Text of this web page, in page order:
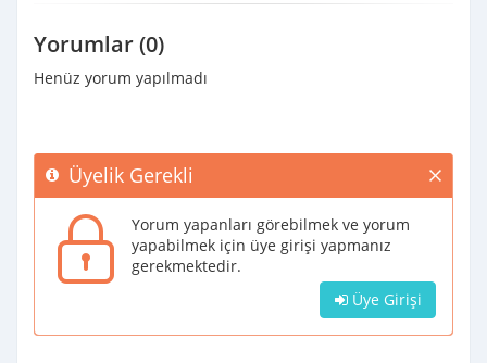
Yorumlar (0)
Henüz yorum yapılmadı
Üyelik Gerekli
Yorum yapanları görebilmek ve yorum
yapabilmek için üye girişi yapmanız
gerekmektedir.
Üye Girişi